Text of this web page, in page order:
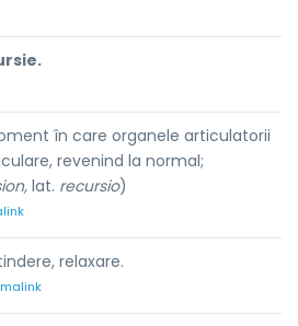
în care organele articulatorii
revenind la normal;
lat. recursio)
relaxare.